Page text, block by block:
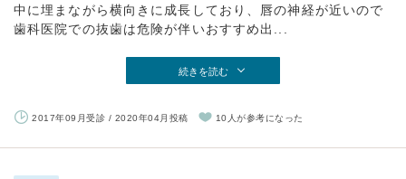
中に埋まながら横向きに成長しており、唇の神経が近いので
歯科医院での抜歯は危険が伴いおすすめ出...
続きを読む
2017年09月受診 / 2020年04月投稿 10人が参考になった